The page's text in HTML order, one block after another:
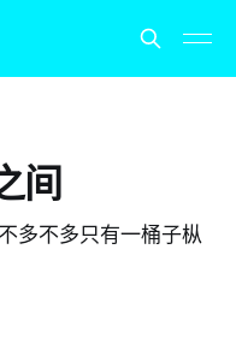
间
多不多只有一桶子枞